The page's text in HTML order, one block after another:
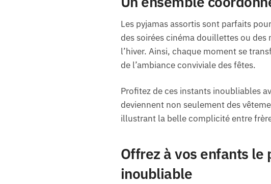
Les pyjamas assortis sont parfaits
des soirées cinéma douillettes ou
l’hiver. Ainsi, chaque moment se
de l’ambiance conviviale des fêtes.
Profitez de ces instants inoubliables
deviennent non seulement des
illustrant la belle complicité entre
Offrez à vos enfants le
inoubliable